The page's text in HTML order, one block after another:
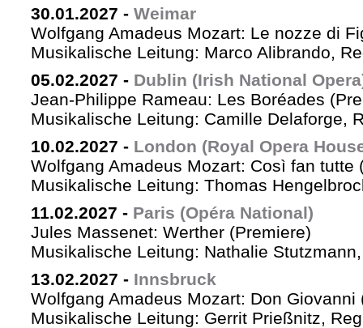
30.01.2027 - Weimar
Wolfgang Amadeus Mozart: Le nozze di
Musikalische Leitung: Marco Alibrando,
05.02.2027 - Dublin (Irish National
Jean-Philippe Rameau: Les Boréades
Musikalische Leitung: Camille Delaforge,
10.02.2027 - London (Royal Opera
Wolfgang Amadeus Mozart: Così fan tutte
Musikalische Leitung: Thomas
11.02.2027 - Paris (Opéra National)
Jules Massenet: Werther (Premiere)
Musikalische Leitung: Nathalie
13.02.2027 - Innsbruck
Wolfgang Amadeus Mozart: Don Giovanni
Musikalische Leitung: Gerrit Prießnitz,